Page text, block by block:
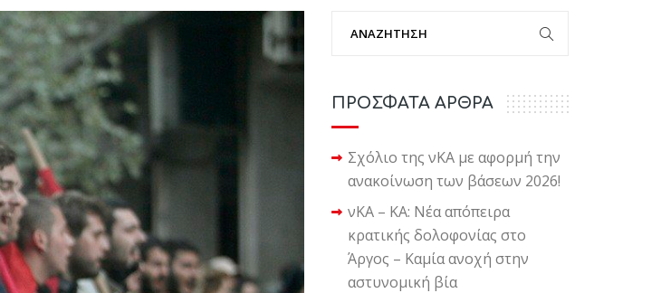
ΠΡΟΣΦΑΤΑ ΑΡΘΡΑ
Σχόλιο της νΚΑ με αφορμή την
ανακοίνωση των βάσεων 2026!
νΚΑ – ΚΑ: Νέα απόπειρα
κρατικής δολοφονίας στο
Άργος – Καμία ανοχή στην
αστυνομική βία